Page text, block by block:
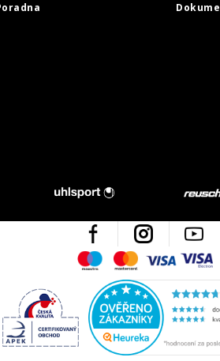
Facebook Instagram
MaestroMastercard
Visa
Česká kvalita